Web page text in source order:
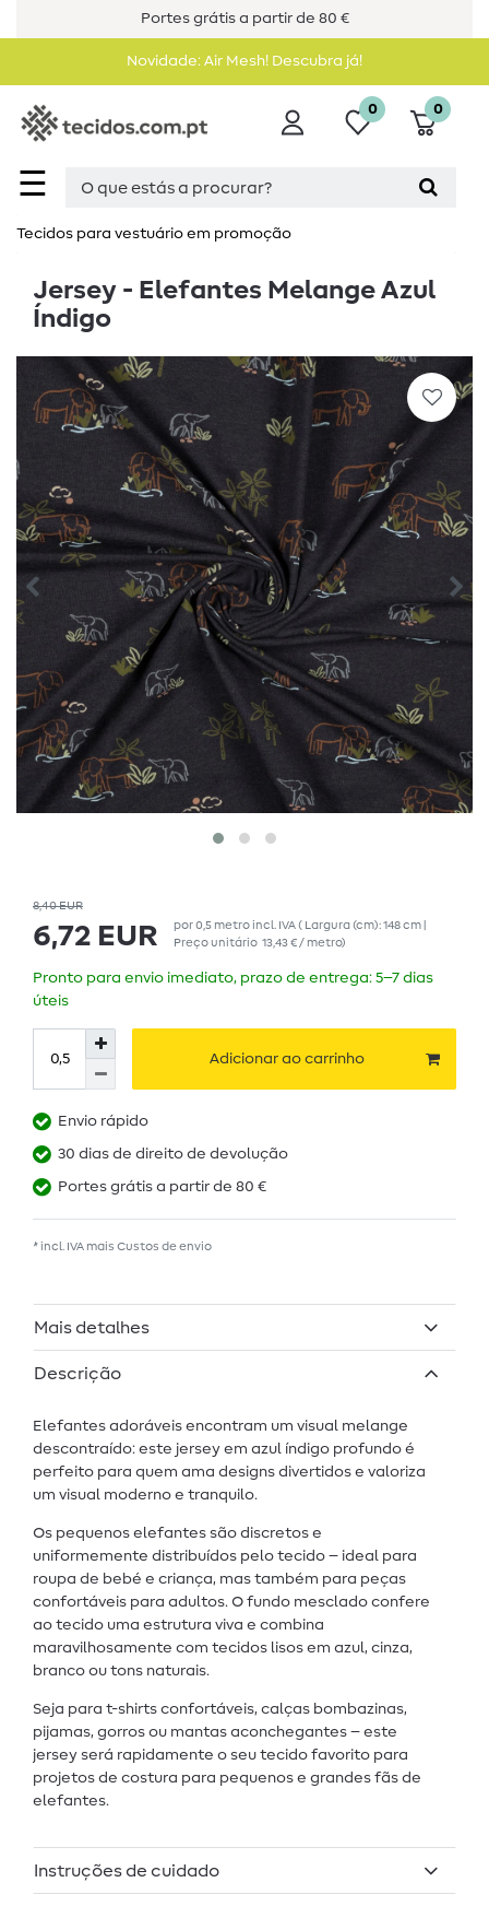
Portes grátis a partir de 80 €
Novidade: Air Mesh! Descubra já!
☰
0 0
Tecidos para vestuário em promoção
Jersey - Elefantes Melange Azul
Índigo
8,40 EUR
6,72 EUR por0,5 metro incl. IVA( Largura (cm): 148 cm |
Preço unitário 13,43 € / metro)
Pronto para envio imediato, prazo de entrega: 5–7 dias
úteis
Adicionar ao carrinho
Envio rápido
30 dias de direito de devolução
Portes grátis a partir de 80 €
* incl. IVA mais Custos de envio
Mais detalhes
Descrição
Elefantes adoráveis encontram um visual melange
descontraído: este jersey em azul índigo profundo é
perfeito para quem ama designs divertidos e valoriza
um visual moderno e tranquilo.
Os pequenos elefantes são discretos e
uniformemente distribuídos pelo tecido – ideal para
roupa de bebé e criança, mas também para peças
confortáveis para adultos. O fundo mesclado confere
ao tecido uma estrutura viva e combina
maravilhosamente com tecidos lisos em azul, cinza,
branco ou tons naturais.
Seja para t-shirts confortáveis, calças bombazinas,
pijamas, gorros ou mantas aconchegantes – este
jersey será rapidamente o seu tecido favorito para
projetos de costura para pequenos e grandes fãs de
elefantes.
Instruções de cuidado